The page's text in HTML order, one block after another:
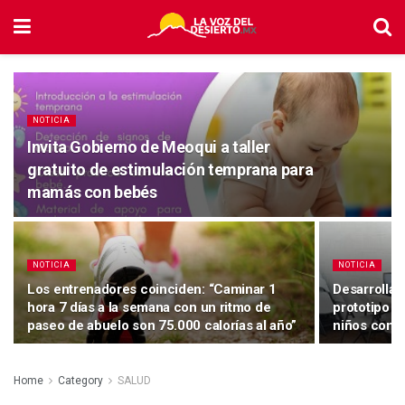
NOTICIA
Invita Gobierno de Meoqui a taller
gratuito de estimulación temprana para
mamás con bebés
NOTICIA
Los entrenadores coinciden: “Caminar 1
hora 7 días a la semana con un ritmo de
paseo de abuelo son 75.000 calorías al año”
NOTICIA
Desarrolla
prototipo
niños con
Home Category SALUD